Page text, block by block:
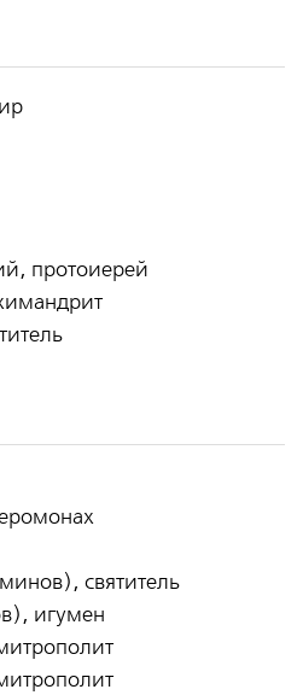
протоиерей
святитель
игумен